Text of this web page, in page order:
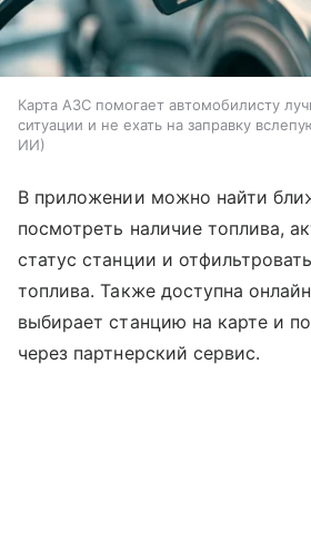
Карта АЗС помогает автомобилисту
ситуации и не ехать на заправку
ИИ
В приложении можно найти
посмотреть наличие топлива,
статус станции и
топлива. Также доступна
выбирает станцию на карте и
через партнерский сервис.